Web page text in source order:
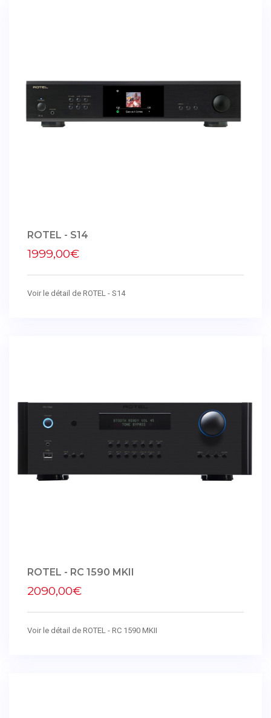
ROTEL - S14
1999,00€
Voir le détail de ROTEL - S14
ROTEL - RC 1590 MKII
2090,00€
Voir le détail de ROTEL - RC 1590 MKII